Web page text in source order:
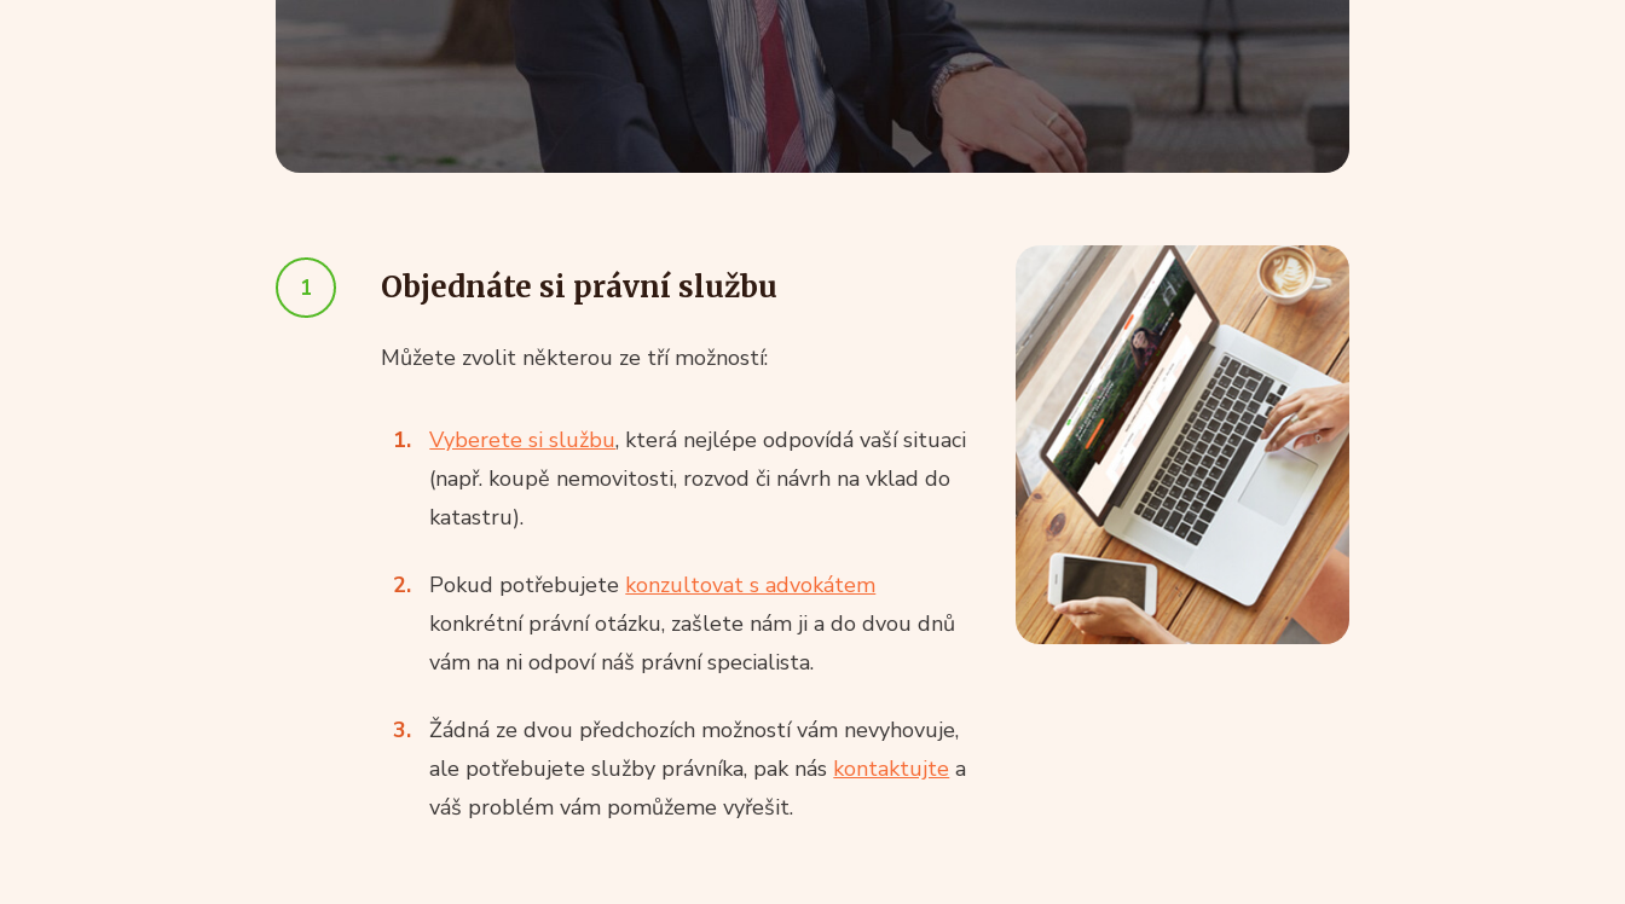
1 Objednáte si právní službu
Můžete zvolit některou ze tří možností:
Vyberete si službu, která nejlépe odpovídá vaší situaci
(např. koupě nemovitosti, rozvod či návrh na vklad do
katastru).
Pokud potřebujete konzultovat s advokátem
konkrétní právní otázku, zašlete nám ji a do dvou dnů
vám na ni odpoví náš právní specialista.
Žádná ze dvou předchozích možností vám nevyhovuje,
ale potřebujete služby právníka, pak nás kontaktujte a
váš problém vám pomůžeme vyřešit.